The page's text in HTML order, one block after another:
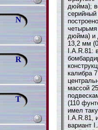
N
R
T
дюйма);
дюйма) и
13,2 мм
I.A.R.81:
калибра
массой
(110
имел
I.A.R.81,
вариант